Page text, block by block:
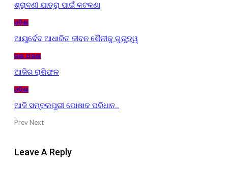
ଶ୍ରାବଣୀ ଯାତ୍ରା ପାଇଁ କଟକଣା
ଓଡ଼ିଶା
ଆୟୁର୍ବେଦ ଆଧାରିତ ଜୀବନ ଶୈଳୀକୁ ଗୁରୁତ୍ୱ
ଜଣା ଅଜଣା
ଆଜିର ରାଶିଫଳ
ଓଡ଼ିଶା
ଆଜି ସମ୍ବଲପୁରୀ ପୋଷାକ ପରିଧାନ..
PrevNext
Leave A Reply